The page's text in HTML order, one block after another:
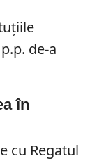
de-a
în
cu Regatul